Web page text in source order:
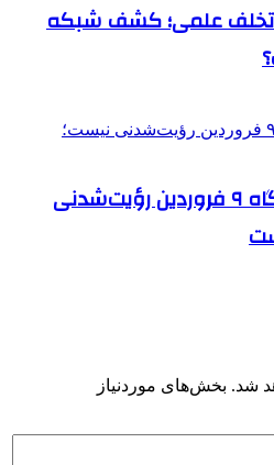
تخلف علمی؛ کشف شبکه
هلال ماه شوال در شامگاه ۹ فروردین رؤیت‌شدنی
شد. بخش‌های موردنیاز